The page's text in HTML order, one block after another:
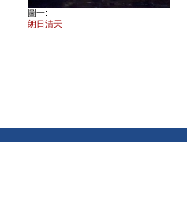
圖一:
朗日清天